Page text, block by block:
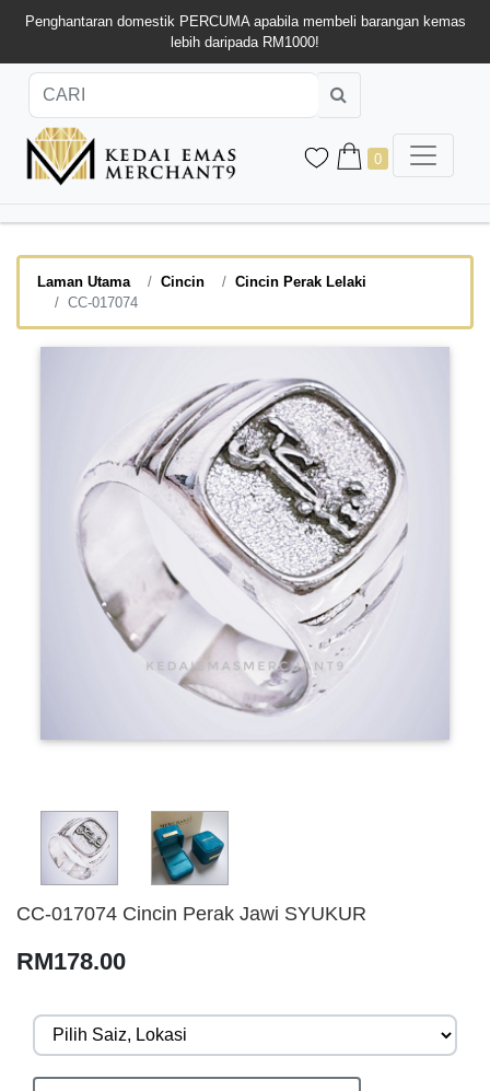
Penghantaran domestik PERCUMA apabila membeli barangan kemas
lebih daripada RM1000!
0
Laman Utama Cincin
Cincin Perak Lelaki
CC-017074
CC-017074 Cincin Perak Jawi SYUKUR
RM178.00